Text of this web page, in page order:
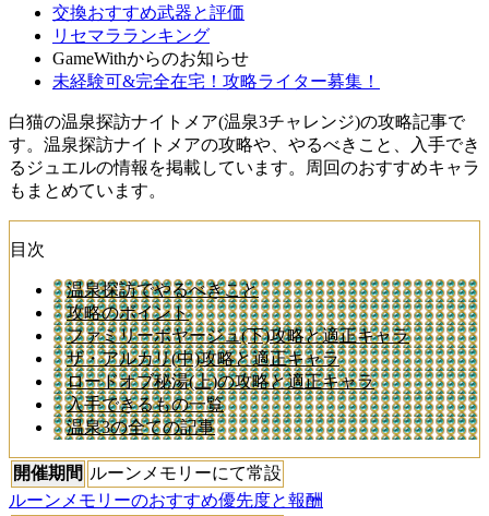
交換おすすめ武器と評価
リセマラランキング
GameWithからのお知らせ
未経験可&完全在宅！攻略ライター募集！
白猫の温泉探訪ナイトメア(温泉3チャレンジ)の攻略記事で
す。温泉探訪ナイトメアの攻略や、やるべきこと、入手でき
るジュエルの情報を掲載しています。周回のおすすめキャラ
もまとめています。
目次
温泉探訪でやるべきこと
攻略のポイント
ファミリーボヤージュ(下)攻略と適正キャラ
ザ・アルカリ(中)攻略と適正キャラ
ロードオブ秘湯(上)の攻略と適正キャラ
入手できるもの一覧
温泉3の全ての記事
開催期間 ルーンメモリーにて常設
ルーンメモリーのおすすめ優先度と報酬